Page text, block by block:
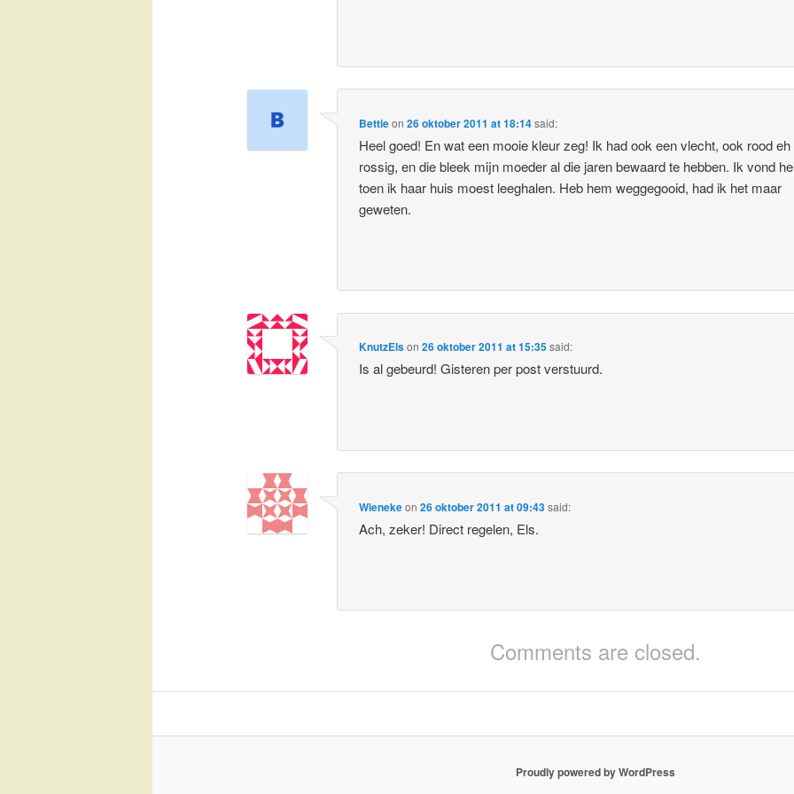
Bettieon26 oktober 2011 at 18:14said:
Heel goed! En wat een mooie kleur zeg! Ik had ook een vlecht, ook rood eh
rossig, en die bleek mijn moeder al die jaren bewaard te hebben. Ik vond
toen ik haar huis moest leeghalen. Heb hem weggegooid, had ik het maar
geweten.
KnutzElson26 oktober 2011 at 15:35said:
Is al gebeurd! Gisteren per post verstuurd.
Wienekeon26 oktober 2011 at 09:43said:
Ach, zeker! Direct regelen, Els.
Comments are closed.
Proudly powered by WordPress